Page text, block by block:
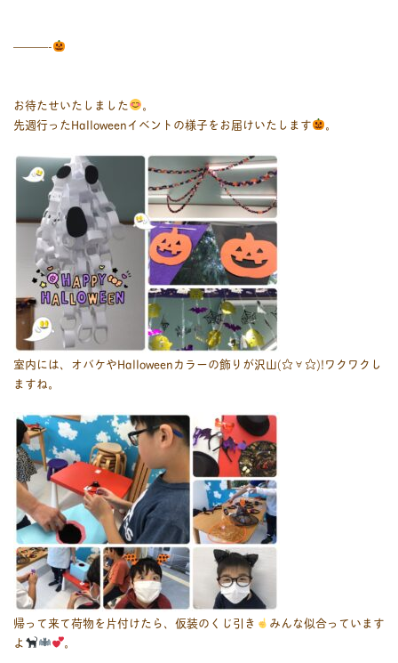
———-
お待たせいたしました
。
先週行ったHalloweenイベントの様子をお届けいたします
。
室内には、オバケやHalloweenカラーの飾りが沢山(☆∀☆)!ワクワクし
ますね。
帰って来て荷物を片付けたら、仮装のくじ引き
みんな似合っています
よ
︎。